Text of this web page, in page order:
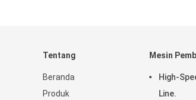
Tentang
Beranda
Produk
Mesin
High-
Line.